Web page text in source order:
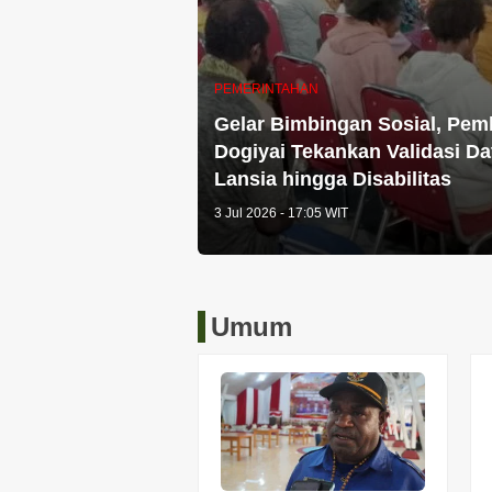
PEMERINTAHAN
Gelar Bimbingan Sosial,
Dogiyai Tekankan Validasi
Lansia hingga Disabilitas
3 Jul 2026 - 17:05 WIT
Umum